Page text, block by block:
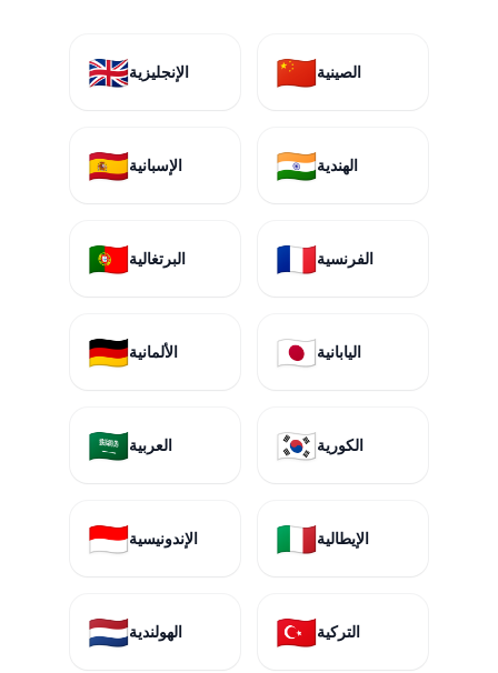
🇬🇧الإنجليزية 🇨🇳الصينية
🇪🇸الإسبانية 🇮🇳الهندية
🇵🇹البرتغالية 🇫🇷الفرنسية
🇩🇪الألمانية 🇯🇵اليابانية
🇸🇦العربية 🇰🇷الكورية
🇮🇩الإندونيسية 🇮🇹الإيطالية
🇳🇱الهولندية 🇹🇷التركية